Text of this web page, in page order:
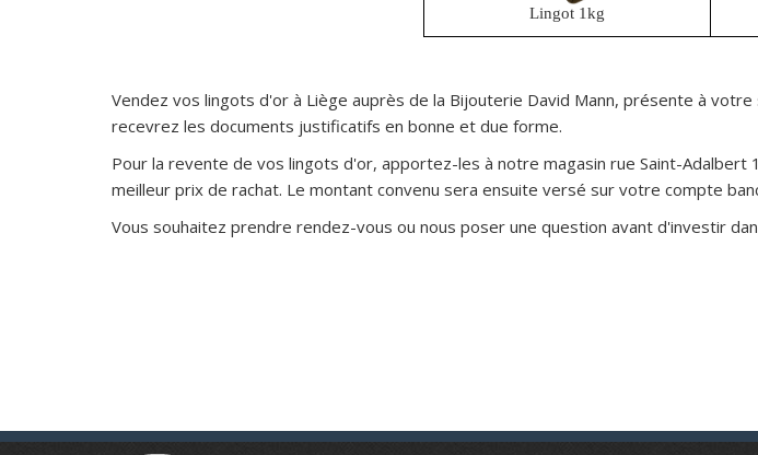
Lingot 1kg
Vendez vos lingots d'or à Liège auprès de la Bijouterie David Mann, présente à
recevrez les documents justificatifs en bonne et due forme.
Pour la revente de vos lingots d'or, apportez-les à notre magasin rue Saint-
meilleur prix de rachat. Le montant convenu sera ensuite versé sur votre compte
Vous souhaitez prendre rendez-vous ou nous poser une question avant d'investir